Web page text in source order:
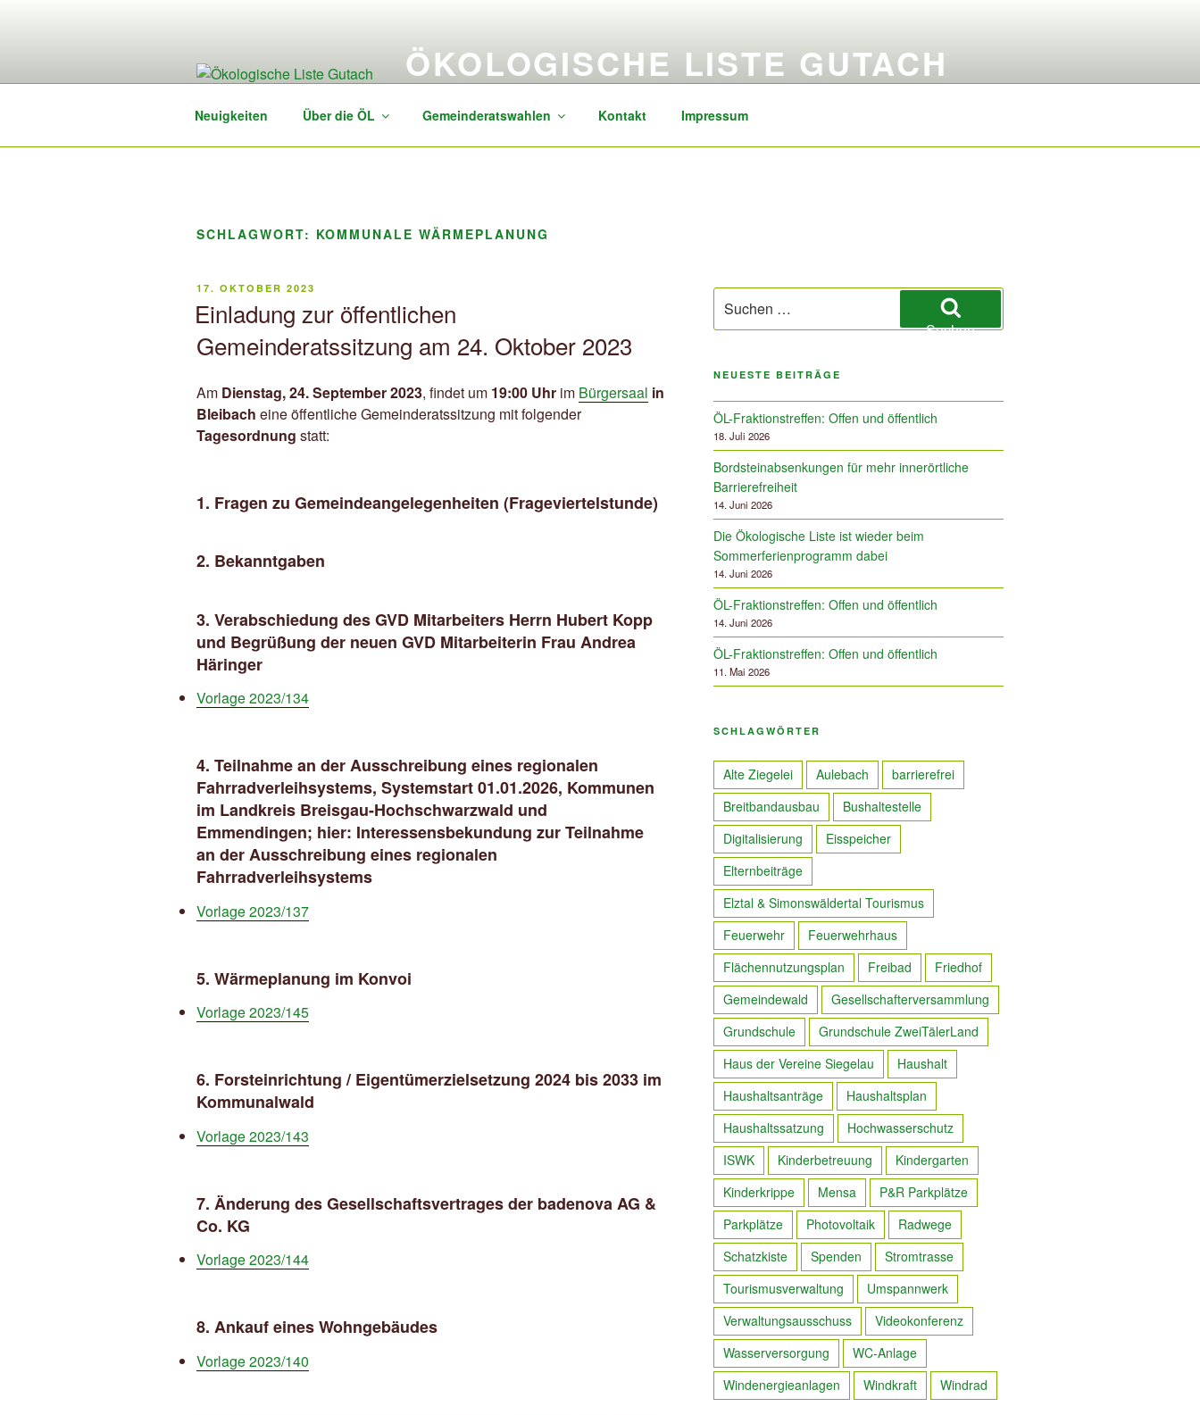
ÖKOLOGISCHE LISTE GUTACH
Neuigkeiten Über die ÖL Gemeinderatswahlen Kontakt Impressum
SCHLAGWORT: KOMMUNALE WÄRMEPLANUNG
VERÖFFENTLICHT
17. OKTOBER 2023
Einladung zur öffentlichen
Gemeinderatssitzung am 24. Oktober 2023
Am Dienstag, 24. September 2023, findet um 19:00 Uhr im Bürgersaal in
Bleibach eine öffentliche Gemeinderatssitzung mit folgender
Tagesordnung statt:
1. Fragen zu Gemeindeangelegenheiten (Frageviertelstunde)
2. Bekanntgaben
3. Verabschiedung des GVD Mitarbeiters Herrn Hubert Kopp
und Begrüßung der neuen GVD Mitarbeiterin Frau Andrea
Häringer
Vorlage 2023/134
4. Teilnahme an der Ausschreibung eines regionalen
Fahrradverleihsystems, Systemstart 01.01.2026, Kommunen
im Landkreis Breisgau-Hochschwarzwald und
Emmendingen; hier: Interessensbekundung zur Teilnahme
an der Ausschreibung eines regionalen
Fahrradverleihsystems
Vorlage 2023/137
5. Wärmeplanung im Konvoi
Vorlage 2023/145
6. Forsteinrichtung / Eigentümerzielsetzung 2024 bis 2033 im
Kommunalwald
Vorlage 2023/143
7. Änderung des Gesellschaftsvertrages der badenova AG &
Co. KG
Vorlage 2023/144
8. Ankauf eines Wohngebäudes
Vorlage 2023/140
Suchen
nach:
Suchen
NEUESTE BEITRÄGE
ÖL-Fraktionstreffen: Offen und öffentlich
18. Juli 2026
Bordsteinabsenkungen für mehr innerörtliche
Barrierefreiheit
14. Juni 2026
Die Ökologische Liste ist wieder beim
Sommerferienprogramm dabei
14. Juni 2026
ÖL-Fraktionstreffen: Offen und öffentlich
14. Juni 2026
ÖL-Fraktionstreffen: Offen und öffentlich
11. Mai 2026
SCHLAGWÖRTER
Alte Ziegelei Aulebach
barrierefrei
Breitbandausbau
Bushaltestelle
Digitalisierung
Eisspeicher
Elternbeiträge
Elztal & Simonswäldertal Tourismus
Feuerwehr
Feuerwehrhaus
Flächennutzungsplan
Freibad
Friedhof
Gemeindewald
Gesellschafterversammlung
Grundschule
Grundschule ZweiTälerLand
Haus der Vereine Siegelau
Haushalt
Haushaltsanträge
Haushaltsplan
Haushaltssatzung
Hochwasserschutz
ISWK
Kinderbetreuung
Kindergarten
Kinderkrippe
Mensa
P&R Parkplätze
Parkplätze
Photovoltaik
Radwege
Schatzkiste
Spenden
Stromtrasse
Tourismusverwaltung
Umspannwerk
Verwaltungsausschuss
Videokonferenz
Wasserversorgung
WC-Anlage
Windenergieanlagen
Windkraft Windrad